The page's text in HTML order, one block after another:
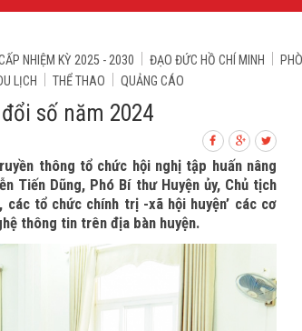
NHIỆM KỲ 2025 - 2030 ĐẠO ĐỨC HỒ CHÍ MINH
LỊCH THỂ THAO QUẢNG CÁO
số năm 2024
thông tổ chức hội nghị tập huấn nâng
Tiến Dũng, Phó Bí thư Huyện ủy, Chủ tịch
các tổ chức chính trị -xã hội huyện’ các cơ
thông tin trên địa bàn huyện.